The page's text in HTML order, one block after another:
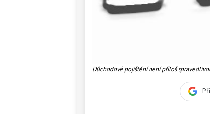
Důchodové pojištění není příloš